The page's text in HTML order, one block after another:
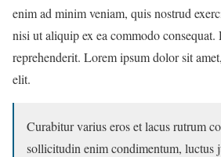
enim ad minim veniam, quis nostrud
nisi ut aliquip ex ea commodo
reprehenderit. Lorem ipsum dolor sit
elit.
Curabitur varius eros et lacus rutrum
sollicitudin enim condimentum, luctus